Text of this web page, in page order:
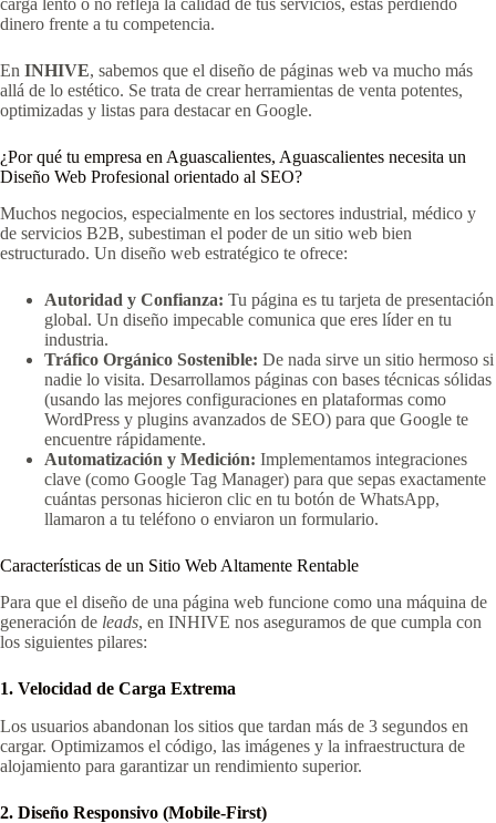
carga lento o no refleja la calidad de tus servicios, estás perdiendo
dinero frente a tu competencia.
En INHIVE, sabemos que el diseño de páginas web va mucho más
allá de lo estético. Se trata de crear herramientas de venta potentes,
optimizadas y listas para destacar en Google.
¿Por qué tu empresa en Aguascalientes, Aguascalientes necesita un
Diseño Web Profesional orientado al SEO?
Muchos negocios, especialmente en los sectores industrial, médico y
de servicios B2B, subestiman el poder de un sitio web bien
estructurado. Un diseño web estratégico te ofrece:
Autoridad y Confianza: Tu página es tu tarjeta de presentación
global. Un diseño impecable comunica que eres líder en tu
industria.
Tráfico Orgánico Sostenible: De nada sirve un sitio hermoso si
nadie lo visita. Desarrollamos páginas con bases técnicas sólidas
(usando las mejores configuraciones en plataformas como
WordPress y plugins avanzados de SEO) para que Google te
encuentre rápidamente.
Automatización y Medición: Implementamos integraciones
clave (como Google Tag Manager) para que sepas exactamente
cuántas personas hicieron clic en tu botón de WhatsApp,
llamaron a tu teléfono o enviaron un formulario.
Características de un Sitio Web Altamente Rentable
Para que el diseño de una página web funcione como una máquina de
generación de leads, en INHIVE nos aseguramos de que cumpla con
los siguientes pilares:
1. Velocidad de Carga Extrema
Los usuarios abandonan los sitios que tardan más de 3 segundos en
cargar. Optimizamos el código, las imágenes y la infraestructura de
alojamiento para garantizar un rendimiento superior.
2. Diseño Responsivo (Mobile-First)